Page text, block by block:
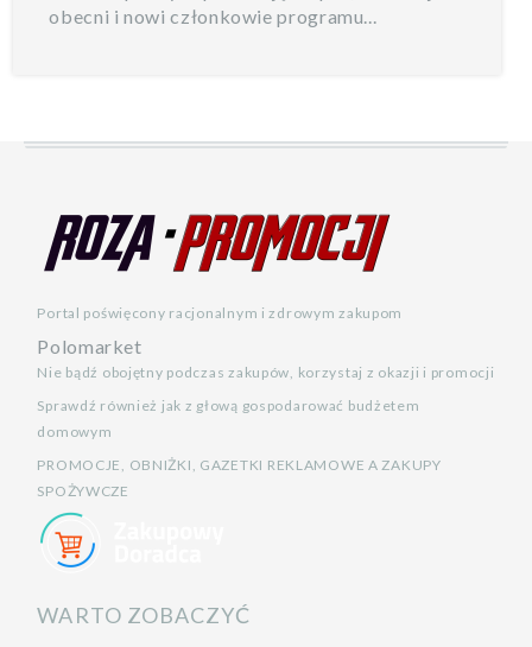
obecni i nowi członkowie programu...
Portal poświęcony racjonalnym i zdrowym zakupom
Polomarket
Nie bądź obojętny podczas zakupów, korzystaj z okazji i promocji
Sprawdź również jak z głową gospodarować budżetem
domowym
PROMOCJE, OBNIŻKI, GAZETKI REKLAMOWE A ZAKUPY
SPOŻYWCZE
WARTO ZOBACZYĆ